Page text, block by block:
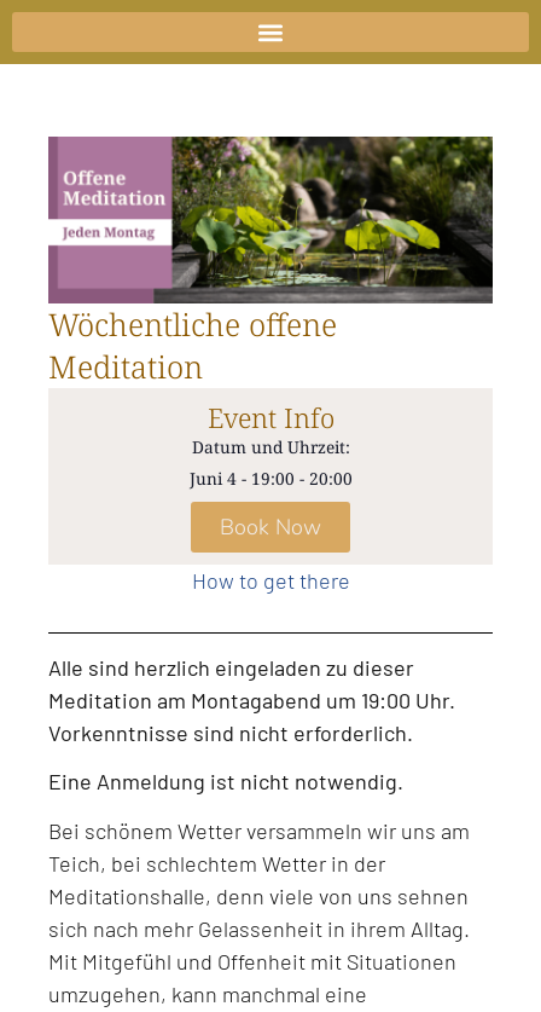
Zum
Inhalt
Wöchentliche offene
Meditation
Event Info
Datum und Uhrzeit:
Juni 4 - 19:00 - 20:00
Book Now
How to get there
Alle sind herzlich eingeladen zu dieser
Meditation am Montagabend um 19:00 Uhr.
Vorkenntnisse sind nicht erforderlich.
Eine Anmeldung ist nicht notwendig.
Bei schönem Wetter versammeln wir uns am
Teich, bei schlechtem Wetter in der
Meditationshalle, denn viele von uns sehnen
sich nach mehr Gelassenheit in ihrem Alltag.
Mit Mitgefühl und Offenheit mit Situationen
umzugehen, kann manchmal eine